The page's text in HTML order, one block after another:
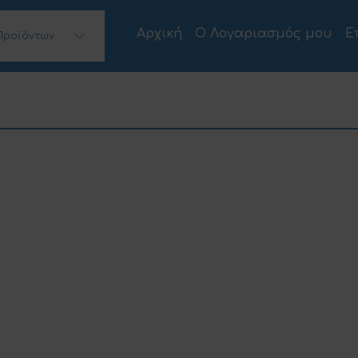
Αρχική Ο Λογαριασμός μου